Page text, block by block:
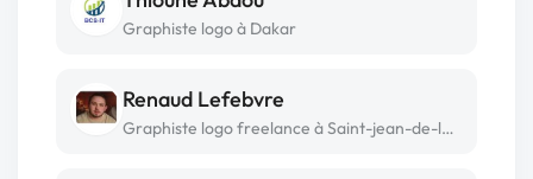
Graphiste logo à Dakar
Renaud Lefebvre
Graphiste logo freelance à Saint-jean-de-la-ruelle